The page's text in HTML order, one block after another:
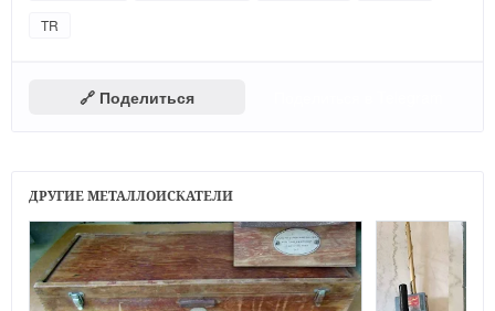
TR
🔗 Поделиться
ДРУГИЕ МЕТАЛЛОИСКАТЕЛИ